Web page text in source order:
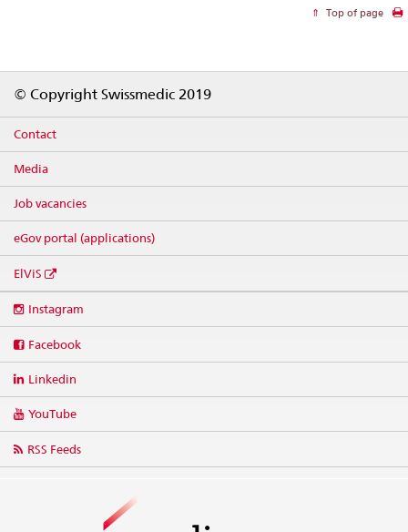
Top of page
© Copyright Swissmedic 2019
Contact
Media
Job vacancies
eGov portal (applications)
ElViS
media
Instagram
Facebook
Linkedin
YouTube
RSS Feeds